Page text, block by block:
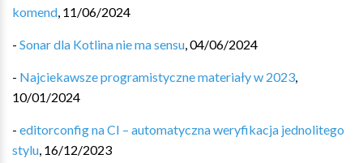
komend, 11/06/2024
- Sonar dla Kotlina nie ma sensu,04/06/2024
- Najciekawsze programistyczne materiały w 2023,
10/01/2024
- editorconfig na CI – automatyczna weryfikacja jednolitego
stylu, 16/12/2023